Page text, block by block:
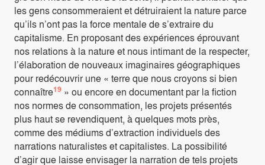
les gens consommeraient et détruiraient la nature parce
qu’ils n’ont pas la force mentale de s’extraire du
capitalisme. En proposant des expériences éprouvant
nos relations à la nature et nous intimant de la respecter,
l’élaboration de nouveaux imaginaires géographiques
pour redécouvrir une « terre que nous croyons si bien
connaître19 » ou encore en documentant par la fiction
nos normes de consommation, les projets présentés
plus haut se revendiquent, à quelques mots près,
comme des médiums d’extraction individuels des
narrations naturalistes et capitalistes. La possibilité
d’agir que laisse envisager la narration de tels projets